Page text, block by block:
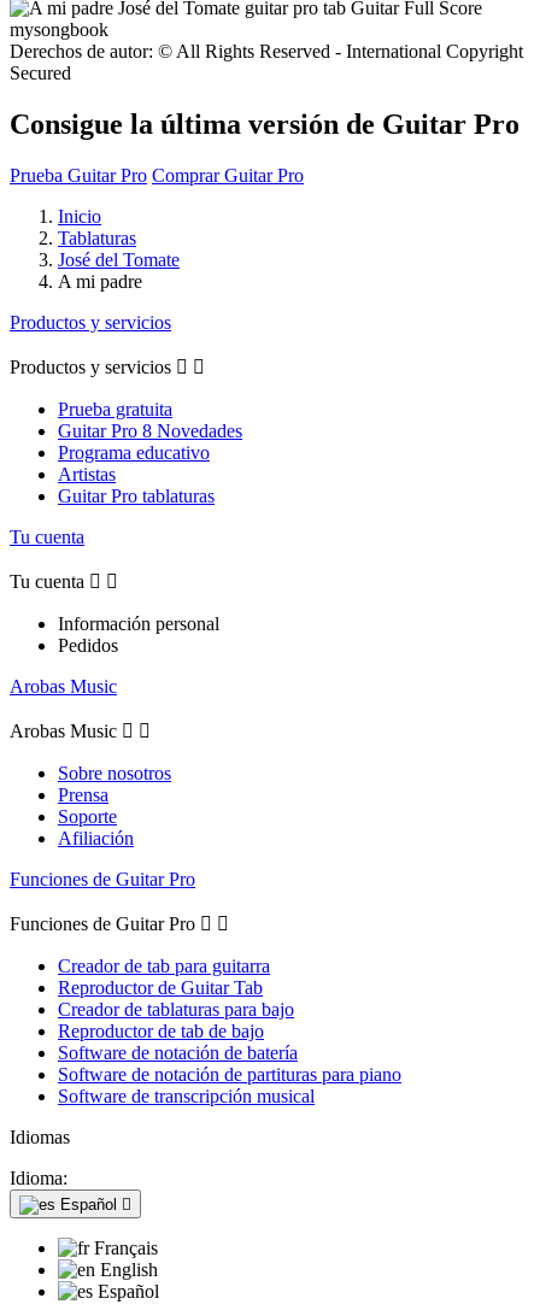
Derechos de autor: © All Rights Reserved - International Copyright
Secured
Consigue la última versión de Guitar Pro
Prueba Guitar Pro Comprar Guitar Pro
Inicio
Tablaturas
José del Tomate
A mi padre
Productos y servicios
Productos y servicios  
Prueba gratuita
Guitar Pro 8 Novedades
Programa educativo
Artistas
Guitar Pro tablaturas
Tu cuenta
Tu cuenta  
Información personal
Pedidos
Arobas Music
Arobas Music  
Sobre nosotros
Prensa
Soporte
Afiliación
Funciones de Guitar Pro
Funciones de Guitar Pro  
Creador de tab para guitarra
Reproductor de Guitar Tab
Creador de tablaturas para bajo
Reproductor de tab de bajo
Software de notación de batería
Software de notación de partituras para piano
Software de transcripción musical
Idiomas
Idioma:
Español 
Français
English
Español